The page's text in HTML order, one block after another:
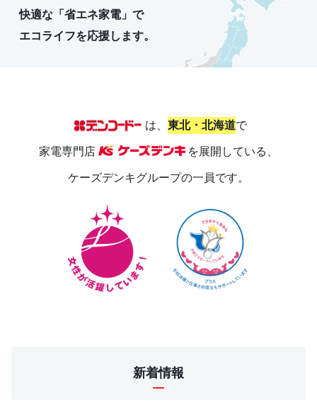
快適な「省エネ家電」で
エコライフを応援します。
は、東北・北海道で
家電専門店 を展開している、
ケーズデンキグループの一員です。
新着情報